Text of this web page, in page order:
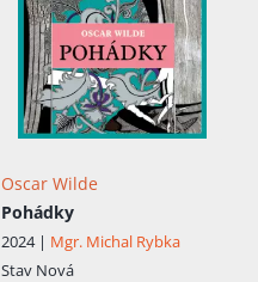
Oscar Wilde
Pohádky
2024 | Mgr. Michal Rybka
Stav Nová